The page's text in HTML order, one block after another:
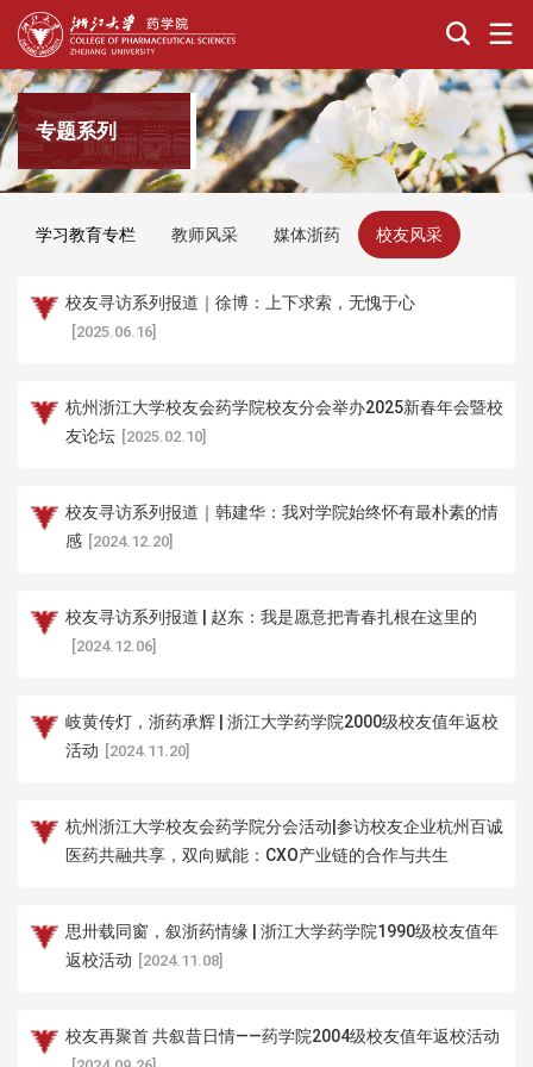
专题系列
学习教育专栏 教师风采 媒体浙药 校友风采
校友寻访系列报道｜徐博：上下求索，无愧于心
[2025.06.16]
杭州浙江大学校友会药学院校友分会举办2025新春年会暨校
友论坛
[2025.02.10]
校友寻访系列报道｜韩建华：我对学院始终怀有最朴素的情
感
[2024.12.20]
校友寻访系列报道 | 赵东：我是愿意把青春扎根在这里的
[2024.12.06]
岐黄传灯，浙药承辉 | 浙江大学药学院2000级校友值年返校
活动
[2024.11.20]
杭州浙江大学校友会药学院分会活动|参访校友企业杭州百诚
医药共融共享，双向赋能：CXO产业链的合作与共生
思卅载同窗，叙浙药情缘 | 浙江大学药学院1990级校友值年
返校活动
[2024.11.08]
校友再聚首 共叙昔日情——药学院2004级校友值年返校活动